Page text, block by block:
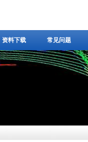
资料下载
资料下载
常见问题
常见问题